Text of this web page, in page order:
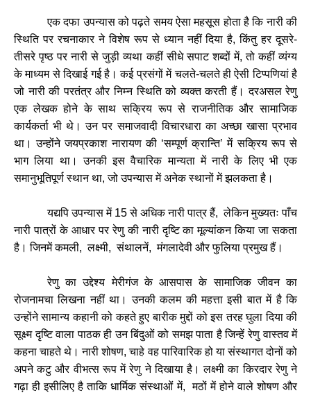
एक दफा उपन्यास को पढ़ते समय ऐसा महसूस होता है कि नारी की
स्थिति पर रचनाकार ने विशेष रूप से ध्यान नहीं दिया है,किंतु हर दूसरे-
तीसरे पृष्ठ पर नारी से जुड़ी व्यथा कहीं सीधे सपाट शब्दों में,तो कहीं व्यंग्य
के माध्यम से दिखाई गई है। कई प्रसंगों में चलते-चलते ही ऐसी टिप्पणियां है
जो नारी की परतंत्र और निम्न स्थिति को व्यक्त करती हैं। दरअसल रेणु
एक लेखक होने के साथ सक्रिय रूप से राजनीतिक और सामाजिक
कार्यकर्ता भी थे। उन पर समाजवादी विचारधारा का अच्छा खासा प्रभाव
था।
उन्होंने जयप्रकाश नारायण की‘सम्पूर्ण क्रान्ति’में सक्रिय रूप से
भाग लिया था। उनकी इस वैचारिक मान्यता में नारी के लिए भी एक
समानुभूतिपूर्ण स्थान था,जो उपन्यास में अनेक स्थानों में झलकता है।
यद्यपि उपन्यास में 15 से अधिक नारी पात्र हैं, लेकिन मुख्यतः पाँच
नारी पात्रों के आधार पर रेणु की नारी दृष्टि का मूल्यांकन किया जा सकता
है। जिनमें कमली, लक्ष्मी, संथालनें, मंगलादेवी और फुलिया प्रमुख हैं।
रेणु का उद्देश्य मेरीगंज के आसपास के सामाजिक जीवन का
रोजनामचा लिखना नहीं था। उनकी कलम की महत्ता इसी बात में है कि
उन्होंने सामान्य कहानी को कहते हुए बारीक मुद्दों को इस तरह घुला दिया की
सूक्ष्म दृष्टि वाला पाठक ही उन बिंदुओं को समझ पाता है जिन्हें रेणु वास्तव में
कहना चाहते थे। नारी शोषण,चाहे वह पारिवारिक हो या संस्थागत दोनों को
अपने कटु और वीभत्स रूप में रेणु ने दिखाया है। लक्ष्मी का किरदार रेणु ने
गढ़ा ही इसीलिए है ताकि धार्मिक संस्थाओं में, मठों में होने वाले शोषण और